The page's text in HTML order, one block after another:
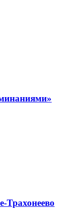
Трахонеево